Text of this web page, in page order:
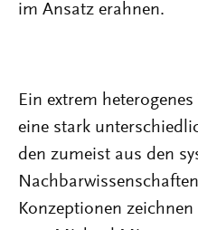
im Ansatz erahnen.
Ein extrem
eine stark
den zumeist aus den
Konzeptionen